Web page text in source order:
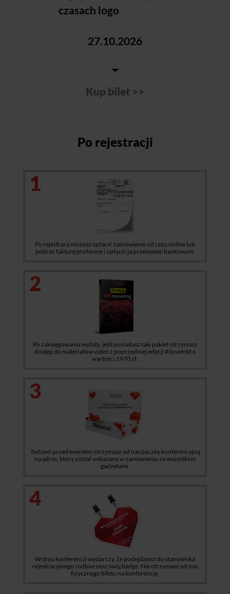
Po rejestracji
1
Po rejestracji możesz opłacić zamówienie od razu online lub
pobrać fakturę proformę i opłacić ją przelewem bankowym.
2
Po zaksięgowaniu wpłaty, jeśli posiadasz taki pakiet otrzymasz
dostęp do materiałów video z poprzedniej edycji #ilovemkt o
wartości 1970 zł.
3
Tydzień przed eventem otrzymasz od nas paczkę konferencyjną
na adres, który został wskazany w zamówieniu ze wszystkimi
gadżetami.
4
W dniu konferencji wystarczy, że podejdziesz do stanowiska
rejestracyjnego i odbierzesz swój badge. Nie otrzymasz od nas
fizycznego biletu na konferencję.